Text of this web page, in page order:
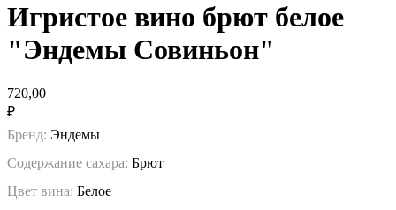
Игристое вино брют белое
"Эндемы Совиньон"
720,00
₽
Бренд: Эндемы
Содержание сахара: Брют
Цвет вина: Белое